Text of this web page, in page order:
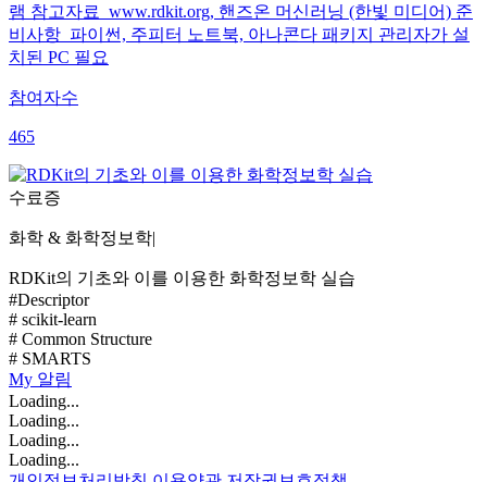
램 참고자료 www.rdkit.org, 핸즈온 머신러닝 (한빛 미디어) 준
비사항 파이썬, 주피터 노트북, 아나콘다 패키지 관리자가 설
치된 PC 필요
참여자수
465
수료증
화학 & 화학정보학|
RDKit의 기초와 이를 이용한 화학정보학 실습
#Descriptor
# scikit-learn
# Common Structure
# SMARTS
My 알림
Loading...
Loading...
Loading...
Loading...